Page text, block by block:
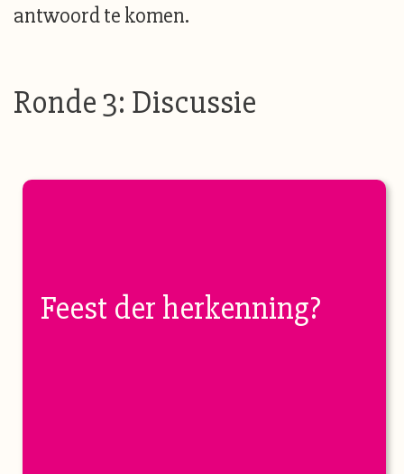
antwoord te komen.
Ronde 3: Discussie
Feest der herkenning?